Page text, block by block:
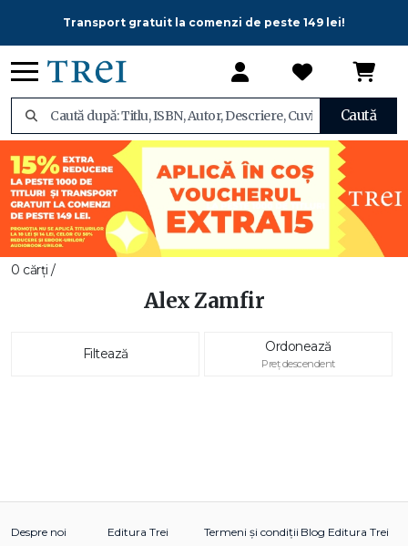
Transport gratuit la comenzi de peste 149 lei!
Caută
0 cărți /
Alex Zamfir
Filtează Ordonează
Preț descendent
Despre noi
Editura Trei
Termeni și condiții Blog Editura Trei